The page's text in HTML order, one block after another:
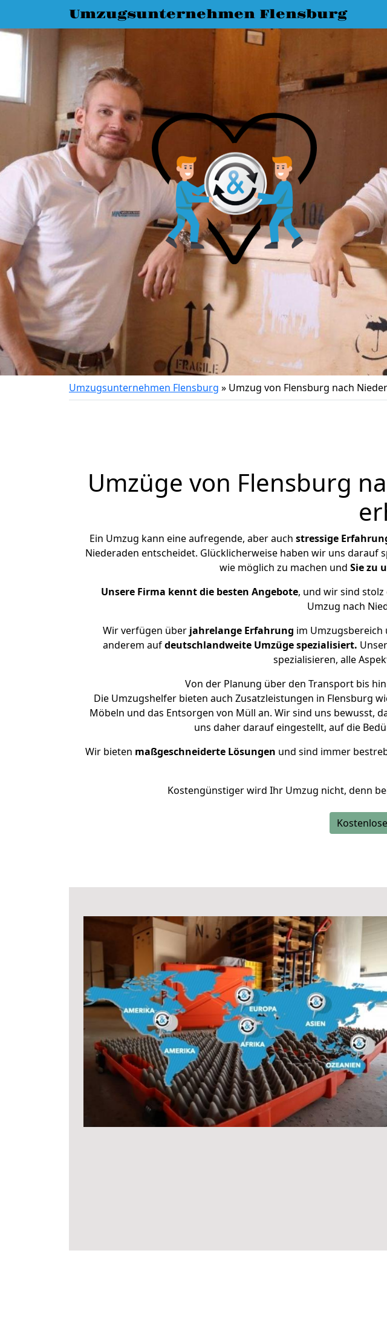
Umzugsunternehmen Flensburg
Umzugsunternehmen Flensburg » Umzug von Flensburg nach
Umzüge von Flensburg
Ein Umzug kann eine aufregende, aber auch stressige
Niederaden entscheidet. Glücklicherweise haben wir uns darauf
wie möglich zu machen und Sie zu
Unsere Firma kennt die besten Angebote, und wir sind
Umzug nach
Wir verfügen über jahrelange Erfahrung im Umzugsbereich
anderem aufdeutschlandweite Umzüge spezialisiert.
spezialisieren, alle
Von der Planung über den Transport bis
Die Umzugshelfer bieten auch Zusatzleistungen in Flensburg
Möbeln und das Entsorgen von Müll an. Wir sind uns bewusst,
uns daher darauf eingestellt, auf die
Wir bieten maßgeschneiderte Lösungen und sind immer
Kostengünstiger wird Ihr Umzug nicht, denn